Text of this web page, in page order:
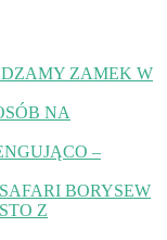
ZAMEK W
NA
–
BORYSEW
Z